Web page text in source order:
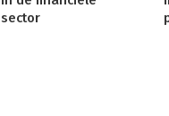
sector